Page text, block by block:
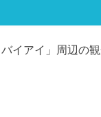
イアイ」周辺の